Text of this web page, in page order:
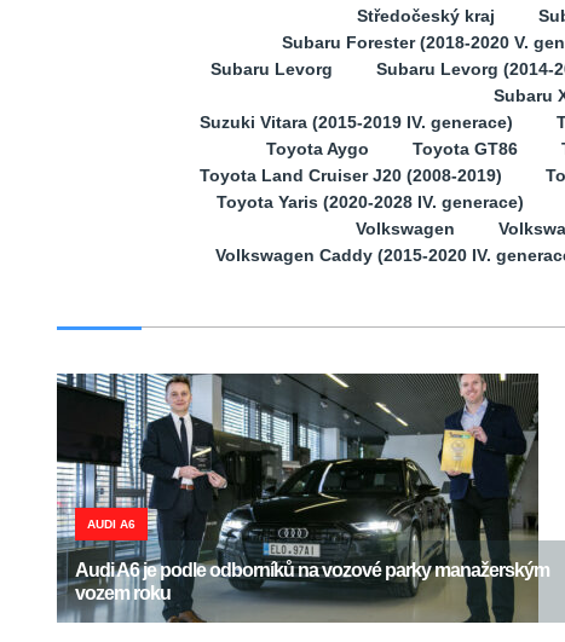
Středočeský kraj
Subaru Forester (2018-2020 V.
Subaru Levorg
Subaru Levorg (2014-
Subaru
Suzuki Vitara (2015-2019 IV. generace)
Toyota Aygo
Toyota GT86
Toyota Land Cruiser J20 (2008-2019)
Toyota Yaris (2020-2028 IV. generace)
Volkswagen
Volkswagen Caddy (2015-2020 IV.
AUDI A6
Audi A6 je podle odborníků na vozové parky manažerským
vozem roku